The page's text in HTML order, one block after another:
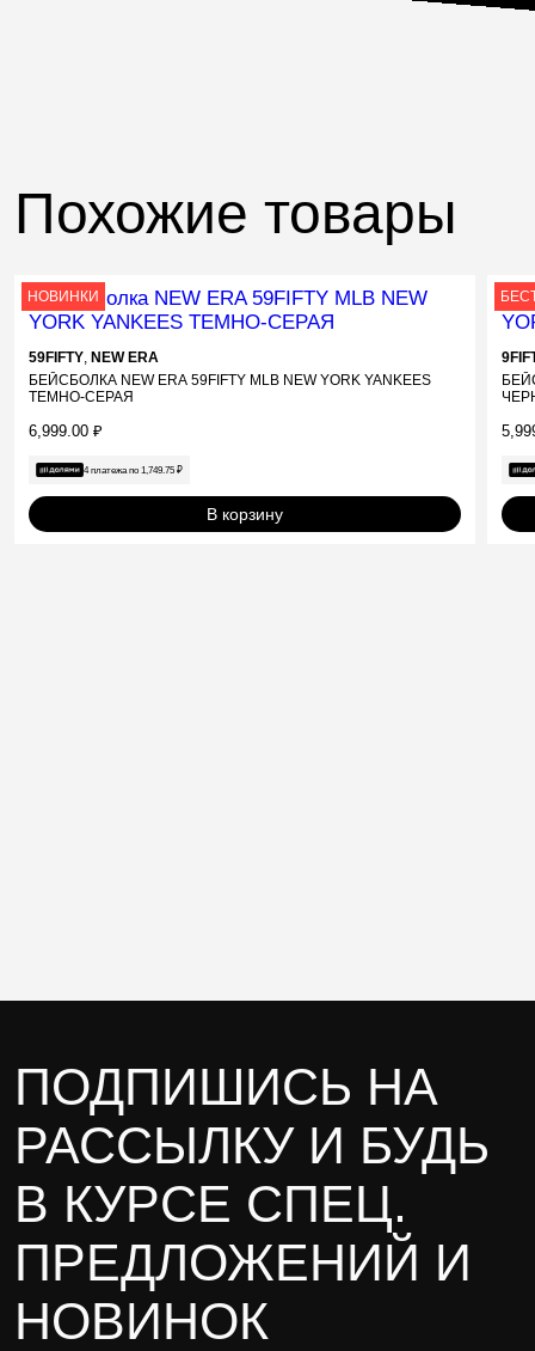
Похожие товары
НОВИНКИ
59FIFTY, NEW ERA
БЕЙСБОЛКА NEW ERA 59FIFTY MLB NEW YORK YANKEES
ТЕМНО-СЕРАЯ
6,999.00 ₽
4 платежа по 1,749.75 ₽
В корзину
ПОДПИШИСЬ НА
РАССЫЛКУ И БУДЬ
В КУРСЕ СПЕЦ.
ПРЕДЛОЖЕНИЙ И
НОВИНОК